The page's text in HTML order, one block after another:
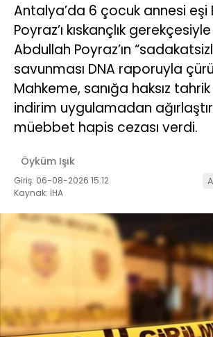
Antalya’da 6 çocuk annesi eşi
Poyraz’ı kıskançlık
Abdullah Poyraz’ın
savunması DNA raporuyla
Mahkeme, sanığa haksız
indirim uygulamadan
müebbet hapis cezası verdi.
Öyküm Işık
Giriş: 06-08-2026 15:12
Kaynak: İHA